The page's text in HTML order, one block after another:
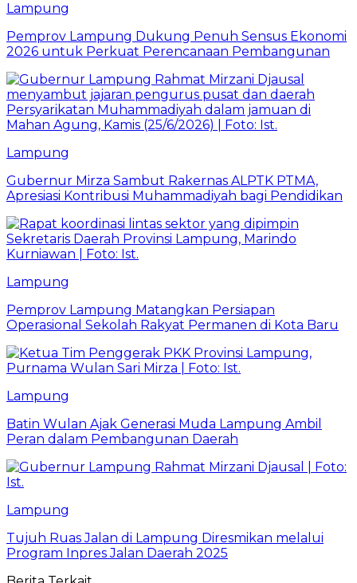
Lampung
Pemprov Lampung Dukung Penuh Sensus Ekonomi
2026 untuk Perkuat Perencanaan Pembangunan
Lampung
Gubernur Mirza Sambut Rakernas ALPTK PTMA,
Apresiasi Kontribusi Muhammadiyah bagi Pendidikan
Lampung
Pemprov Lampung Matangkan Persiapan
Operasional Sekolah Rakyat Permanen di Kota Baru
Lampung
Batin Wulan Ajak Generasi Muda Lampung Ambil
Peran dalam Pembangunan Daerah
Lampung
Tujuh Ruas Jalan di Lampung Diresmikan melalui
Program Inpres Jalan Daerah 2025